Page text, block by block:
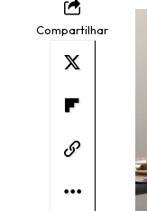
Compartilhar